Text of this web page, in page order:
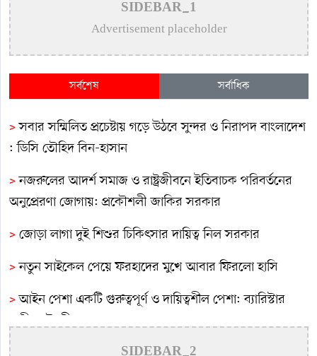
SIDEBAR_1
Advertisement placeholder
সর্বশেষ সর্বাধিক
>সবার সম্মিলিত প্রচেষ্টায় গড়ে উঠবে সুন্দর ও নিরাপদ বাংলাদেশ
: ডিসি তৌহিদ বিন-হাসান
>নজরুলের আদর্শ সমাজ ও রাষ্ট্রজীবনে ইতিবাচক পরিবর্তনের
অনুপ্রেরণা জোগায়: প্রকৌশলী জাকির সরকার
> জোড়া লাগা দুই শিশুর চিকিৎসার দায়িত্ব নিল সরকার
>নতুন সাইকেল পেয়ে ফরহাদের মুখে আবার ফিরলো হাসি
>আইন পেশা একটি গুরুত্বপূর্ণ ও দায়িত্বশীল পেশা: ব্যারিস্টার
SIDEBAR_2